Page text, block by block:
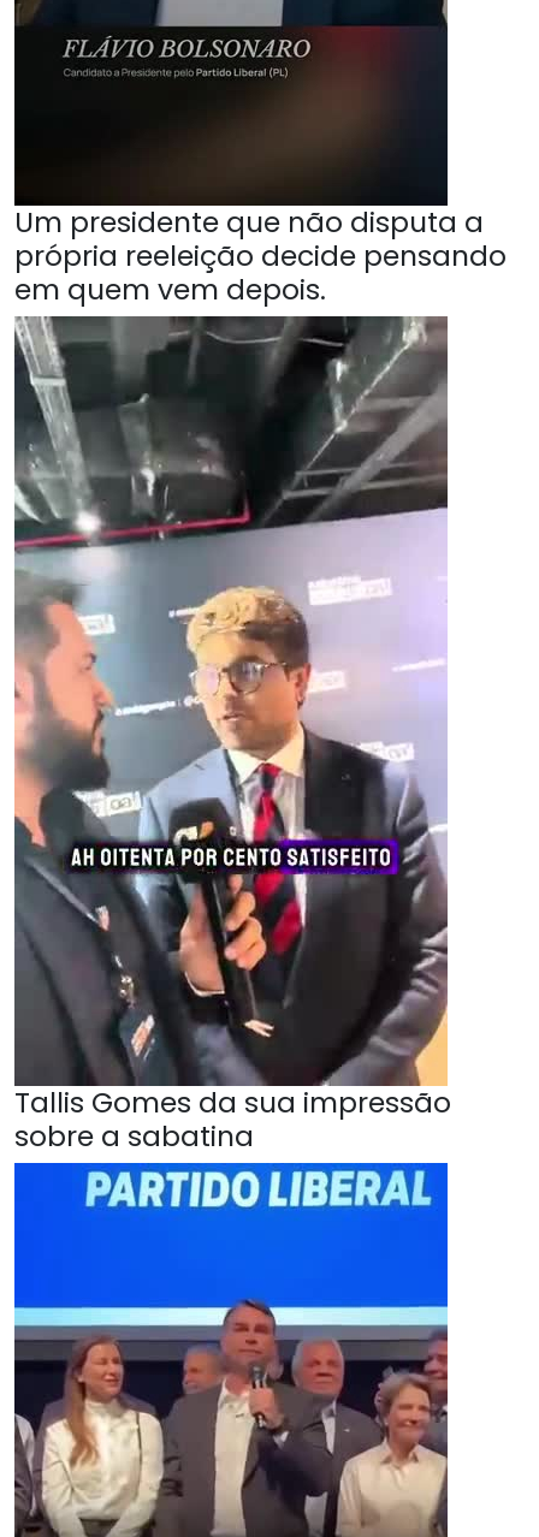
Um presidente que não disputa a
própria reeleição decide pensando
em quem vem depois.
Tallis Gomes da sua impressão
sobre a sabatina